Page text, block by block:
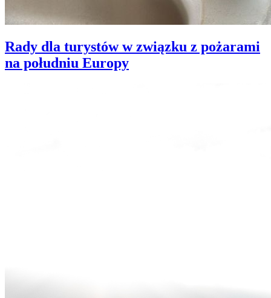
Rady dla turystów w związku z pożarami
na południu Europy